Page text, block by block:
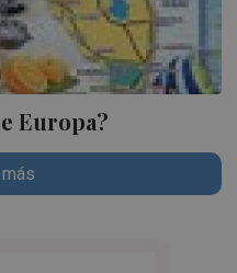
Europa?